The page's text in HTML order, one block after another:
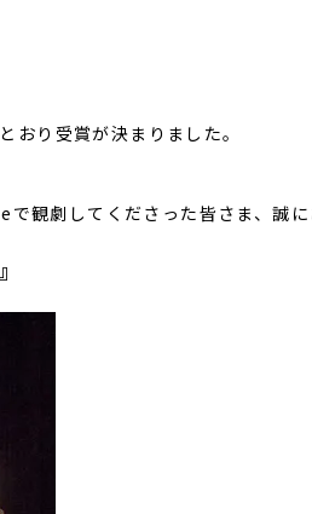
り受賞が決まりました。
観劇してくださった皆さま、誠に